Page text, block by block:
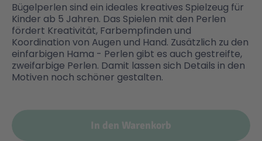
Bügelperlen sind ein ideales kreatives Spielzeug für
Kinder ab 5 Jahren. Das Spielen mit den Perlen
fördert Kreativität, Farbempfinden und
Koordination von Augen und Hand. Zusätzlich zu den
einfarbigen Hama - Perlen gibt es auch gestreifte,
zweifarbige Perlen. Damit lassen sich Details in den
Motiven noch schöner gestalten.
In den Warenkorb